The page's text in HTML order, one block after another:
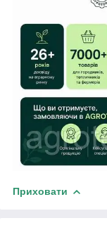
Приховати